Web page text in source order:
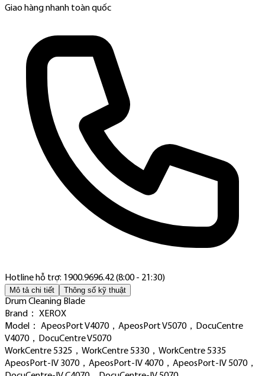
Giao hàng nhanh toàn quốc
Hotline hỗ trợ: 1900.9696.42 (8:00 - 21:30)
Mô tả chi tiết Thông số kỹ thuật
Drum Cleaning Blade
Brand： XEROX
Model： ApeosPort V4070，ApeosPort V5070，DocuCentre
V4070，DocuCentre V5070
WorkCentre 5325，WorkCentre 5330，WorkCentre 5335
ApeosPort-IV 3070，ApeosPort-IV 4070，ApeosPort-IV 5070，